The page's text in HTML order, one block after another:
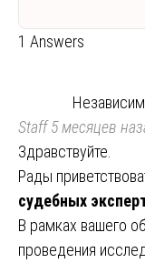
1 Answers
Staff5 месяцев
Здравствуйте.
Рады
судебных
В рамках вашего
проведения